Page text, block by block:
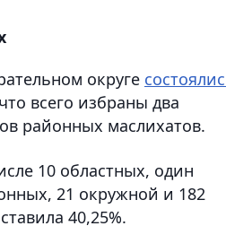
округе
всего избраны два
районных маслихатов.
10 областных, один
21 окружной и 182
40,25%.